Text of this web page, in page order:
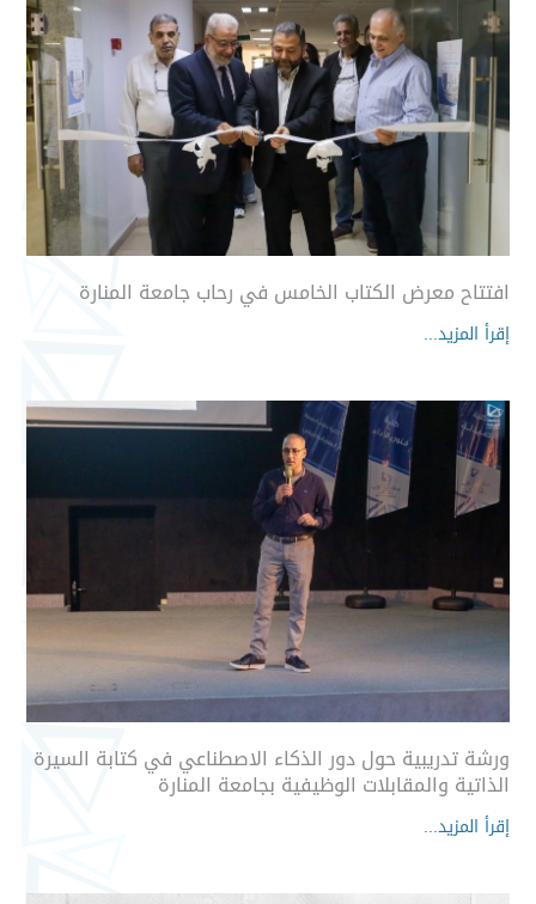
افتتاح معرض الكتاب الخامس في رحاب جامعة المنارة
إقرأ المزيد...
ورشة تدريبية حول دور الذكاء الاصطناعي في كتابة السيرة
الذاتية والمقابلات الوظيفية بجامعة المنارة
إقرأ المزيد...